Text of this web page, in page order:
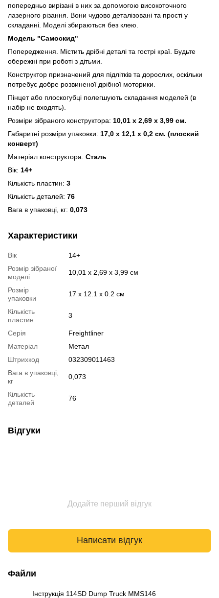
попередньо вирізані в них за допомогою високоточного
лазерного різання. Вони чудово деталізовані та прості у
складанні. Моделі збираються без клею.
Модель "Самоскид"
Попередження. Містить дрібні деталі та гострі краї. Будьте
обережні при роботі з дітьми.
Конструктор призначений для підлітків та дорослих, оскільки
потребує добре розвиненої дрібної моторики.
Пінцет або плоскогубці полегшують складання моделей (в
набір не входять).
Розміри зібраного конструктора: 10,01 x 2,69 x 3,99 см.
Габаритні розміри упаковки: 17,0 х 12,1 х 0,2 см. (плоский
конверт)
Матеріал конструктора: Сталь
Вік: 14+
Кількість пластин: 3
Кількість деталей: 76
Вага в упаковці, кг: 0,073
Характеристики
Вік
14+
Розмір зібраної
моделі
10,01 x 2,69 x 3,99 см
Розмір
упаковки
17 х 12.1 х 0.2 см
Кількість
пластин
3
Серія
Freightliner
Матеріал
Метал
Штрихкод
032309011463
Вага в упаковці,
кг
0,073
Кількість
деталей
76
Відгуки
Додайте перший відгук
Написати відгук
Файли
Інструкція 114SD Dump Truck MMS146